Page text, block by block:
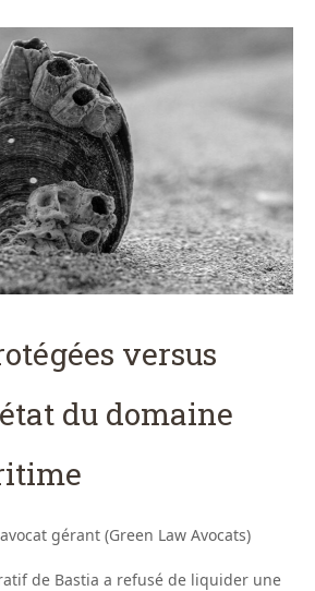
versus
du domaine
gérant (Green Law Avocats)
de Bastia a refusé de liquider une